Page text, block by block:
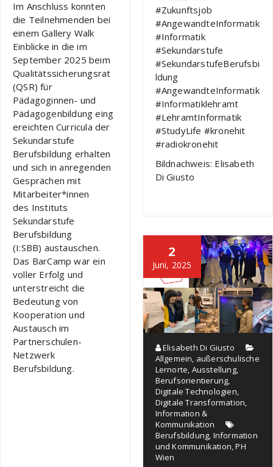
Im Anschluss konnten
die Teilnehmenden bei
einem Gallery Walk
Einblicke in die im
September 2025 beim
Qualitätssicherungsrat
(QSR) für
Pädagoginnen- und
Pädagogenbildung eing
ereichten Curricula der
Sekundarstufe
Berufsbildung erhalten
und sich in anregenden
Gesprächen mit
Mitarbeiter*innen
des Instituts
Sekundarstufe
Berufsbildung
(I:SBB) austauschen.
Das BarCamp war ein
voller Erfolg und
unterstreicht die
Bedeutung von
Kooperation und
Austausch im
Partnerschulen-
Netzwerk
Berufsbildung.
#Zukunftsjob
#AngewandteInformatik
#Informatik
#Sekundarstufe
#SekundarstufeBerufsbi
ldung
#AngewandteInformatik
#Informatiklehramt
#LehramtInformatik
#StudyLife #kronehit
#radiokronehit
Bildnachweis: Elisabeth
Di Giusto
2
Juni, 2025
Elisabeth Di Giusto
Allgemein, außerschulische
Lernorte, Ausstellung,
Berufsorientierung,
Digitale Technologien,
Digitale Transformation,
Information &
Kommunikation
Berufsbildung, Information
und Kommunikation,PH
Wien